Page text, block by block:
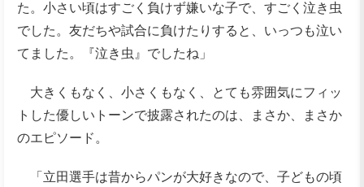
た。小さい頃はすごく負けず嫌いな子で、すごく泣き虫
でした。友だちや試合に負けたりすると、いっつも泣い
てました。『泣き虫』でしたね」
大きくもなく、小さくもなく、とても雰囲気にフィッ
トした優しいトーンで披露されたのは、まさか、まさか
のエピソード。
「立田選手は昔からパンが大好きなので、子どもの頃